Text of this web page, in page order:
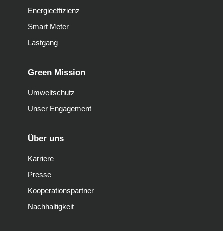
Energieeffizienz
Smart Meter
Lastgang
Green Mission
Umweltschutz
Unser Engagement
Über uns
Karriere
Presse
Kooperationspartner
Nachhaltigkeit